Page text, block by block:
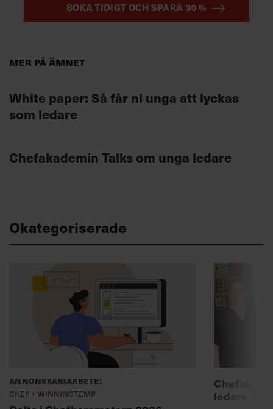
Mer på ämnet
White paper: Så får ni unga att lyckas
som ledare
Chefakademin Talks om unga ledare
BOKA TIDIGT OCH SPARA 30 %
Okategoriserade
Annonssamarbete:
Chef + Winningtemp
ledare